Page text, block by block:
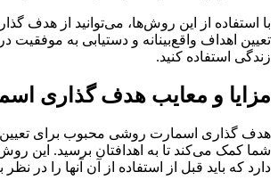
از این روش‌ها، می‌توانید از هدف گذاری
اهداف واقع‌بینانه و دستیابی به موفقیت در هر
استفاده کنید.
و معایب هدف گذاری
گذاری اسمارت روشی محبوب برای تعیین
کمک می‌کند تا به اهدافتان برسید. این روش
که باید قبل از استفاده از آن آنها را در نظر